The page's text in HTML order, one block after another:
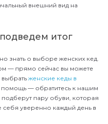
внешний вид на
итог
знать о выборе женских кед.
— прямо сейчас вы можете
женские кеды в
помощь — обратитесь к нашим
пару обуви, которая
себя уверенно каждый день в